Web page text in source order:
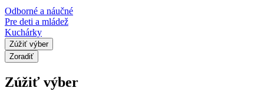
Odborné a náučné
Pre deti a mládež
Kuchárky
Zúžiť výber
Zoradiť
Zúžiť výber